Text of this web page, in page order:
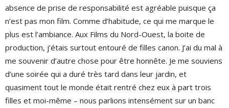
absence de prise de responsabilité est agréable puisque ça
n’est pas mon film. Comme d’habitude, ce qui me marque le
plus est l’ambiance. Aux Films du Nord-Ouest, la boite de
production, j’étais surtout entouré de filles canon. J’ai du mal à
me souvenir d’autre chose pour être honnête. Je me souviens
d’une soirée qui a duré très tard dans leur jardin, et
quasiment tout le monde était rentré chez eux à part trois
filles et moi-même – nous parlions intensément sur un banc